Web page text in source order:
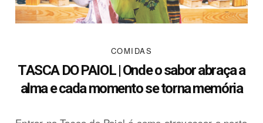
COMIDAS
TASCA DO PAIOL | Onde o sabor abraça a
alma e cada momento se torna memória